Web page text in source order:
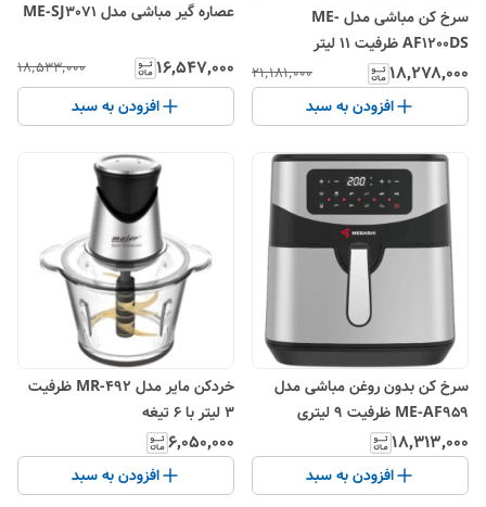
سرخ کن مباشی مدل ME-
AF1200DS ظرفیت ۱۱ لیتر
۱۸٬۲۷۸٬۰۰۰ ۲۱٬۱۸۱٬۰۰۰
افزودن به سبد
عصاره گیر مباشی مدل ME-SJ3071
۱۶٬۵۴۷٬۰۰۰ ۱۸٬۵۳۳٬۰۰۰
افزودن به سبد
سرخ کن بدون روغن مباشی مدل
ME-AF959 ظرفیت ۹ لیتری
۱۸٬۳۱۳٬۰۰۰
افزودن به سبد
خردکن مایر مدل MR-492 ظرفیت
۳ لیتر با ۶ تیغه
۶٬۰۵۰٬۰۰۰
افزودن به سبد